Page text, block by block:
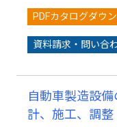
PDFカタログダウ
資料請求・問い合
自動車製造設
計、施工、調整